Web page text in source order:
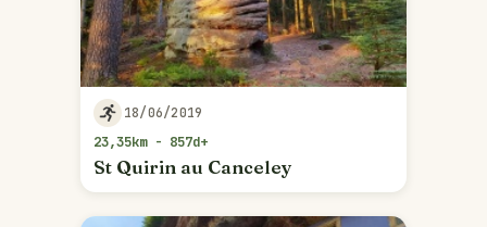
18/06/2019
23,35km - 857d+
St Quirin au Canceley